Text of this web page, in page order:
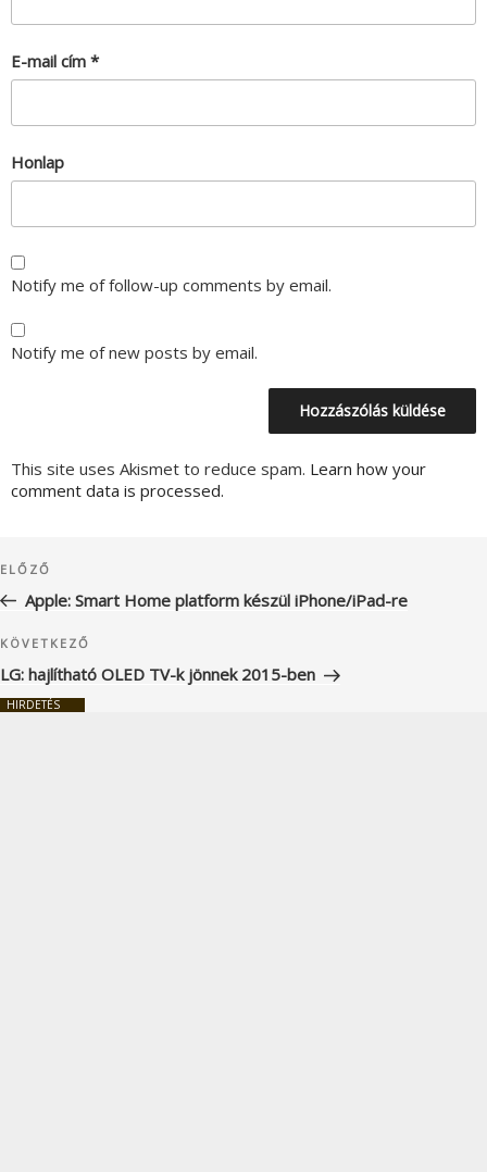
E-mail cím *
Honlap
Notify me of follow-up comments by email.
Notify me of new posts by email.
This site uses Akismet to reduce spam. Learn how your
comment data is processed.
navigáció
Korábbi
bejegyzés
ELŐZŐ
Apple: Smart Home platform készül iPhone/iPad-re
Következő
bejegyzés
KÖVETKEZŐ
LG: hajlítható OLED TV-k jönnek 2015-ben
HIRDETÉS